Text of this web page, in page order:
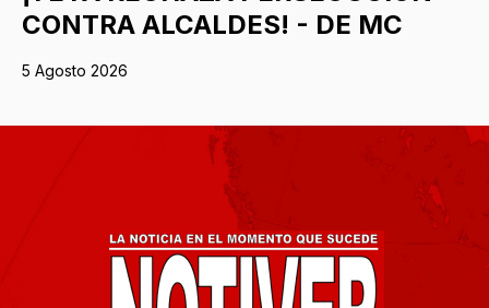
CONTRA ALCALDES! - DE MC
5 Agosto 2026